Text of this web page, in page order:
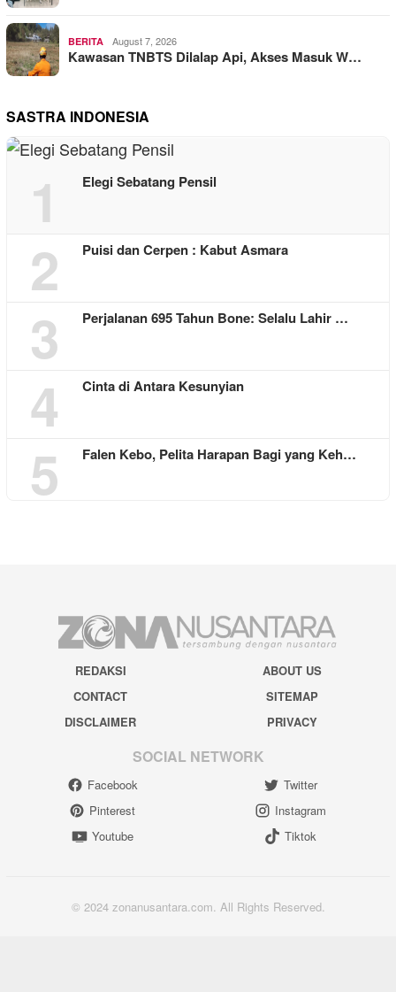
BERITA August 7, 2026
Kawasan TNBTS Dilalap Api, Akses Masuk W…
SASTRA INDONESIA
1 Elegi Sebatang Pensil
2 Puisi dan Cerpen : Kabut Asmara
3 Perjalanan 695 Tahun Bone: Selalu Lahir …
4 Cinta di Antara Kesunyian
5 Falen Kebo, Pelita Harapan Bagi yang Keh…
REDAKSI
ABOUT US
CONTACT
SITEMAP
DISCLAIMER
PRIVACY
SOCIAL NETWORK
Facebook
Twitter
Pinterest
Instagram
Youtube
Tiktok
© 2024 zonanusantara.com. All Rights Reserved.